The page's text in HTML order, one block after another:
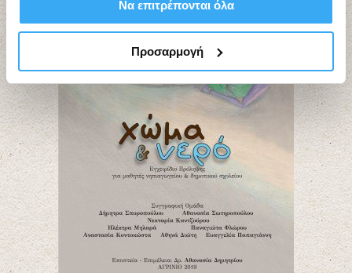
Να επιτρέπονται όλα
Προσαρμογή